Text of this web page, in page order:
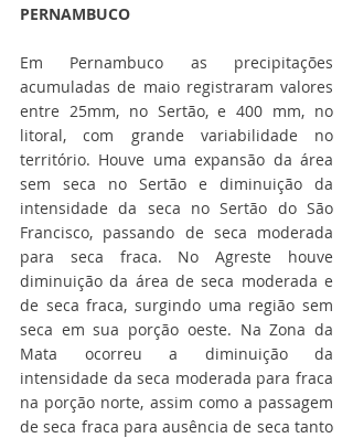
PERNAMBUCO
Em Pernambuco as precipitações
acumuladas de maio registraram valores
entre 25mm, no Sertão, e 400 mm, no
litoral, com grande variabilidade no
território. Houve uma expansão da área
sem seca no Sertão e diminuição da
intensidade da seca no Sertão do São
Francisco, passando de seca moderada
para seca fraca. No Agreste houve
diminuição da área de seca moderada e
de seca fraca, surgindo uma região sem
seca em sua porção oeste. Na Zona da
Mata ocorreu a diminuição da
intensidade da seca moderada para fraca
na porção norte, assim como a passagem
de seca fraca para ausência de seca tanto